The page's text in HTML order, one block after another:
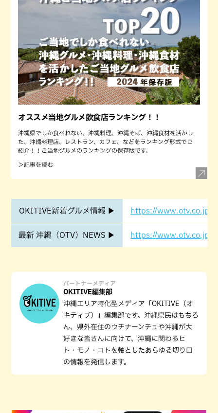
オススメ当地グルメ飲食店ランキング！！
沖縄県でしか食べれない、沖縄料理、沖縄そば、沖縄食材を活かし
た、沖縄料理店、レストラン、カフェ、などをランキング形式でご
紹介！！ご当地グルメのランキングの保存版です。
＞記事を読む
OKITIVE新着グルメ情報 ▶ https://www.otv.co.jp/
最新 沖縄（OTV）NEWS ▶ https://www.otv.co.jp/
パートナーメディア
OKITIVE編集部
沖縄エリア特化型メディア「OKITIVE（オ
キティブ）」編集部です。沖縄県民はもちろ
ん、県外在住のウチナーンチュや沖縄が大
好きな皆さんに向けて、沖縄に関わるヒ
ト・モノ・コトを軸としたあらゆる切り口
の情報を発信します。